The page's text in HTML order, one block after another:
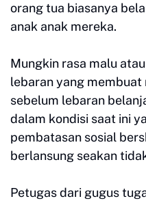
orang tua biasanya
anak anak mereka.
Mungkin rasa malu
lebaran yang
sebelum lebaran
dalam kondisi saat ini
pembatasan sosial
berlansung seakan
Petugas dari gugus